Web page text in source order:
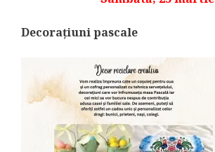
Decorațiuni pascale